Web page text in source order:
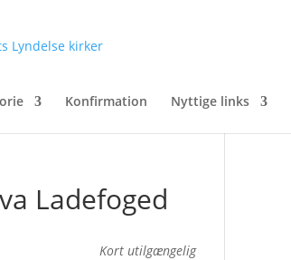
Konfirmation Nyttige links
Ladefoged
Kort utilgængelig